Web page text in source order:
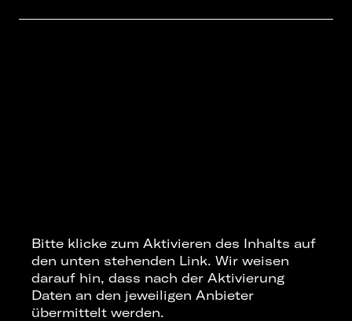
Bitte klicke zum Aktivieren des Inhalts auf
den unten stehenden Link. Wir weisen
darauf hin, dass nach der Aktivierung
Daten an den jeweiligen Anbieter
übermittelt werden.